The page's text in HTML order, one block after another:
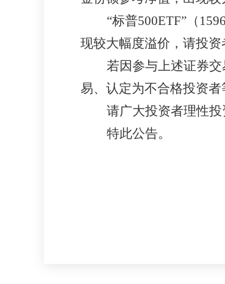
“标普500ETF”（
现较大幅度溢价，请投资
若因参与上述证券
易、认定为不合格投资者
请广大投资者理性投
特此公告。